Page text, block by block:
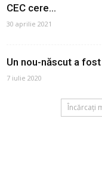
CEC cere...
30 aprilie 2021
Un nou-născut a
7 iulie 2020
Încărcați